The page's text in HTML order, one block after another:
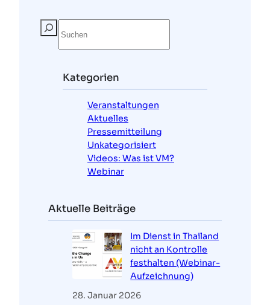
Kategorien
Veranstaltungen
Aktuelles
Pressemitteilung
Unkategorisiert
Videos: Was ist VM?
Webinar
Aktuelle Beiträge
Im Dienst in Thailand
nicht an Kontrolle
festhalten (Webinar-
Aufzeichnung)
28. Januar 2026